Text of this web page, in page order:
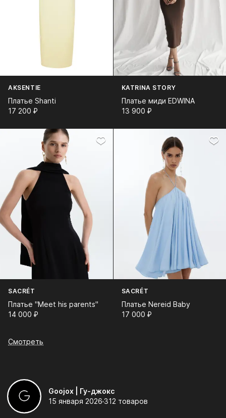
AKSENTIE
Платье Shanti
17 200⁠ ⁠₽
KATRINA STORY
Платье миди EDWINA
13 900⁠ ⁠₽
SACRÉT
Платье "Meet his parents"
14 000⁠ ⁠₽
SACRÉT
Платье Nereid Baby
17 000⁠ ⁠₽
Смотреть
Goojox | Гу-джокс
15 января 2026 312 товаров